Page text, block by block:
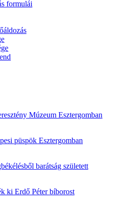
formulái
Múzeum Esztergomban
püspök Esztergomban
barátság született
ki Erdő Péter bíborost